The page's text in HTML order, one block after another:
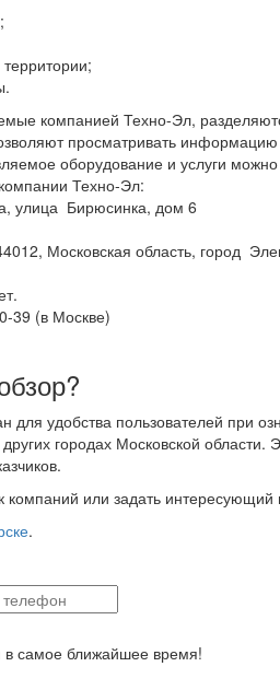
компанией Техно-Эл,
просматривать
оборудование и услуги можно
Техно-Эл:
улица Бирюсинка, дом 6
Московская область, город
39 (в Москве)
удобства пользователей при
городах Московской
или задать
.
самое ближайшее время!